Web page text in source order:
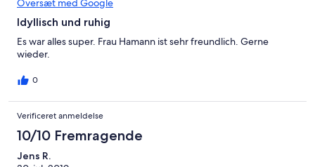
Oversæt med Google
Idyllisch und ruhig
Es war alles super. Frau Hamann ist sehr freundlich. Gerne
wieder.
0
Verificeret anmeldelse
10/10 Fremragende
Jens R.